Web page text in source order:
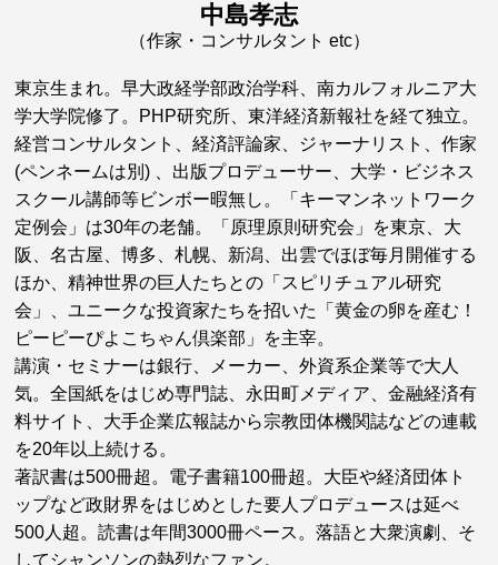
中島孝志
（作家・コンサルタント etc）
東京生まれ。早大政経学部政治学科、南カルフォルニア大
学大学院修了。PHP研究所、東洋経済新報社を経て独立。
経営コンサルタント、経済評論家、ジャーナリスト、作家
(ペンネームは別) 、出版プロデューサー、大学・ビジネス
スクール講師等ビンボー暇無し。「キーマンネットワーク
定例会」は30年の老舗。「原理原則研究会」を東京、大
阪、名古屋、博多、札幌、新潟、出雲でほぼ毎月開催する
ほか、精神世界の巨人たちとの「スピリチュアル研究
会」、ユニークな投資家たちを招いた「黄金の卵を産む！
ピーピーぴよこちゃん倶楽部」を主宰。
講演・セミナーは銀行、メーカー、外資系企業等で大人
気。全国紙をはじめ専門誌、永田町メディア、金融経済有
料サイト、大手企業広報誌から宗教団体機関誌などの連載
を20年以上続ける。
著訳書は500冊超。電子書籍100冊超。大臣や経済団体ト
ップなど政財界をはじめとした要人プロデュースは延べ
500人超。読書は年間3000冊ペース。落語と大衆演劇、そ
してシャンソンの熱烈なファン。